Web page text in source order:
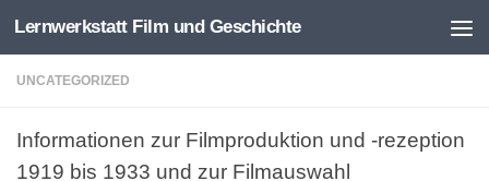
Zum Inhalt springen
Lernwerkstatt Film und Geschichte
UNCATEGORIZED
Informationen zur Filmproduktion und -rezeption
1919 bis 1933 und zur Filmauswahl